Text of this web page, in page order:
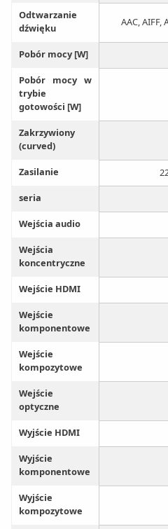
Odtwarzanie
dźwięku
AAC, AIFF,
Pobór mocy [W]
Pobór mocy w
trybie
gotowości [W]
Zakrzywiony
(curved)
Zasilanie
seria
Wejścia audio
Wejścia
koncentryczne
Wejście HDMI
Wejście
komponentowe
Wejście
kompozytowe
Wejście
optyczne
Wyjście HDMI
Wyjście
komponentowe
Wyjście
kompozytowe